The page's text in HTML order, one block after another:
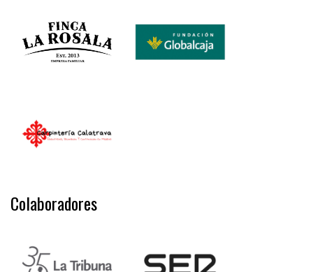
Colaboradores